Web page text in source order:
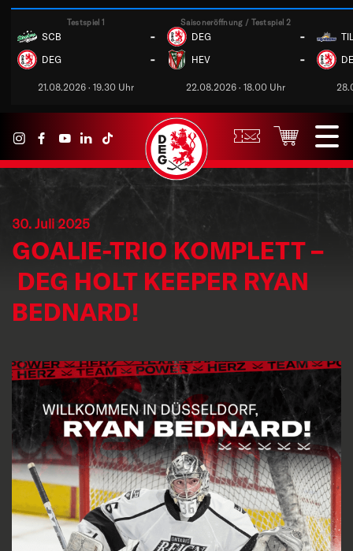
Testspiel 1
SCB -
DEG -
21.08.2026 · 19.30 Uhr
Saisoneröffnung / Testspiel 2
DEG -
HEV -
22.08.2026 · 18.00 Uhr
TIL
30. Juli 2025
GOALIE-TRIO KOMPLETT –
DEG HOLT KEEPER RYAN
BEDNARD!